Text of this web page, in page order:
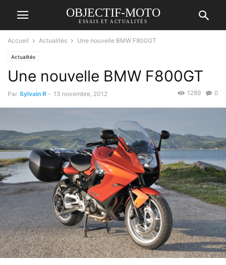
OBJECTIF-MOTO
ESSAIS ET ACTUALITÉS
Accueil Actualités Une nouvelle BMW F800GT
Actualités
Une nouvelle BMW F800GT
Par Sylvain R - 13 novembre, 2012 0
1289